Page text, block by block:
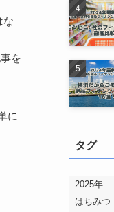
な
を
に
タグ
2025年
はちみつ